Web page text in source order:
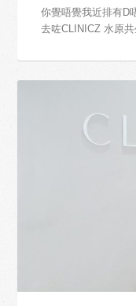
你覺唔覺我近排有D
去咗CLINICZ 水原共